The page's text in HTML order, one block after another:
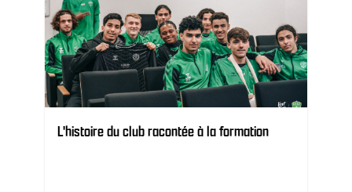
L'histoire du club racontée à la formation